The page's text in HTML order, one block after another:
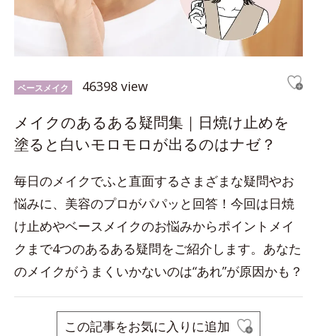
ベースメイク 46398 view
メイクのあるある疑問集｜日焼け止めを
塗ると白いモロモロが出るのはナゼ？
毎日のメイクでふと直面するさまざまな疑問やお
悩みに、美容のプロがパパッと回答！今回は日焼
け止めやベースメイクのお悩みからポイントメイ
クまで4つのあるある疑問をご紹介します。あなた
のメイクがうまくいかないのは“あれ”が原因かも？
この記事をお気に入りに追加